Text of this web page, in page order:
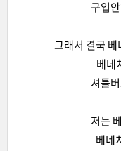
구입
그래서 결국 베
베네
셔틀
저는
베네